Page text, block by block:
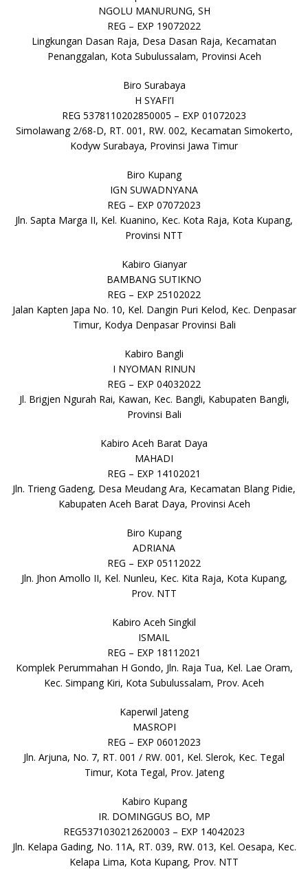
NGOLU MANURUNG, SH
REG – EXP 19072022
Lingkungan Dasan Raja, Desa Dasan Raja, Kecamatan
Penanggalan, Kota Subulussalam, Provinsi Aceh
Biro Surabaya
H SYAFI’I
REG 5378110202850005 – EXP 01072023
Simolawang 2/68-D, RT. 001, RW. 002, Kecamatan Simokerto,
Kodyw Surabaya, Provinsi Jawa Timur
Biro Kupang
IGN SUWADNYANA
REG – EXP 07072023
Jln. Sapta Marga II, Kel. Kuanino, Kec. Kota Raja, Kota Kupang,
Provinsi NTT
Kabiro Gianyar
BAMBANG SUTIKNO
REG – EXP 25102022
Jalan Kapten Japa No. 10, Kel. Dangin Puri Kelod, Kec. Denpasar
Timur, Kodya Denpasar Provinsi Bali
Kabiro Bangli
I NYOMAN RINUN
REG – EXP 04032022
Jl. Brigjen Ngurah Rai, Kawan, Kec. Bangli, Kabupaten Bangli,
Provinsi Bali
Kabiro Aceh Barat Daya
MAHADI
REG – EXP 14102021
Jln. Trieng Gadeng, Desa Meudang Ara, Kecamatan Blang Pidie,
Kabupaten Aceh Barat Daya, Provinsi Aceh
Biro Kupang
ADRIANA
REG – EXP 05112022
Jln. Jhon Amollo II, Kel. Nunleu, Kec. Kita Raja, Kota Kupang,
Prov. NTT
Kabiro Aceh Singkil
ISMAIL
REG – EXP 18112021
Komplek Perummahan H Gondo, Jln. Raja Tua, Kel. Lae Oram,
Kec. Simpang Kiri, Kota Subulussalam, Prov. Aceh
Kaperwil Jateng
MASROPI
REG – EXP 06012023
Jln. Arjuna, No. 7, RT. 001 / RW. 001, Kel. Slerok, Kec. Tegal
Timur, Kota Tegal, Prov. Jateng
Kabiro Kupang
IR. DOMINGGUS BO, MP
REG5371030212620003 – EXP 14042023
Jln. Kelapa Gading, No. 11A, RT. 039, RW. 013, Kel. Oesapa, Kec.
Kelapa Lima, Kota Kupang, Prov. NTT